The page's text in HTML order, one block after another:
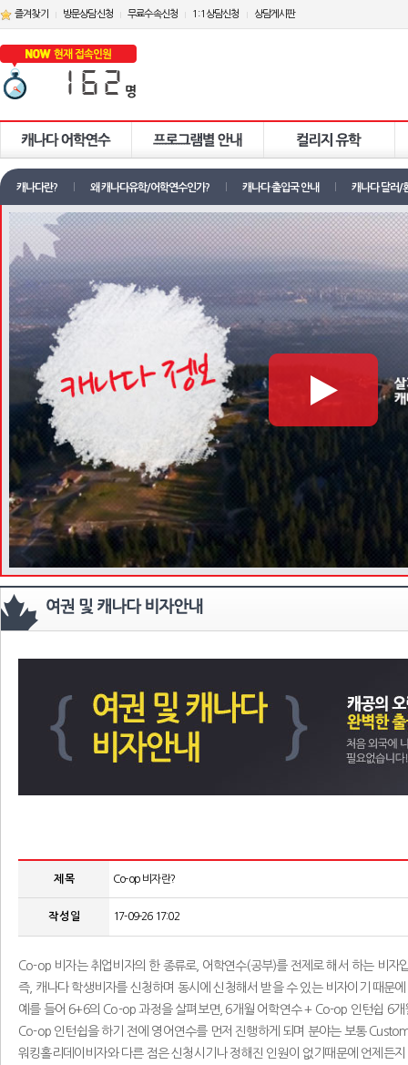
즐겨찾기 방문상담신청 무료수속신청 1:1상담신청 상담게시판
캐나다란? 왜 캐나다유학/어학연수인가? 캐나다 출입국 안내 캐나다 달러/
제 목 Co-op 비자란?
작 성 일 17-09-26 17:02
Co-op 비자는 취업비자의 한 종류로, 어학연수(공부)를 전제로 해서 하는 비자
즉, 캐나다 학생비자를 신청하며 동시에 신청해서 받을 수 있는 비자이기 때문
예를 들어 6+6의 Co-op 과정을 살펴보면, 6개월 어학연수 + Co-op 인턴쉽 6개
Co-op 인턴쉽을 하기 전에 영어연수를 먼저 진행하게 되며 분야는 보통
워킹홀리데이비자와 다른 점은 신청시기나 정해진 인원이 없기때문에 언제든